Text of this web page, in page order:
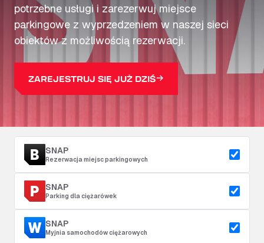
potrzebne usługi i zarezerwuj miejsce
parkingowe z wyprzedzeniem w naszej sieci
obiektów z możliwością rezerwacji.
ZAREJESTRUJ SIĘ JUŻ DZIŚ
SNAP
Rezerwacja miejsc parkingowych
SNAP
Parking dla ciężarówek
SNAP
Myjnia samochodów ciężarowych